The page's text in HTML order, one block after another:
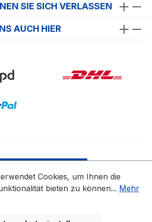
SIE SICH VERLASSEN
AUCH HIER
inkl. gesetzl. Mehrwertsteuer zzgl.
Cookies, um Ihnen die
bieten zu können... Mehr